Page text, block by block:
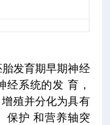
发育期早期神经
经系统的发 育，
殖并分化为具有
保护 和营养轴突